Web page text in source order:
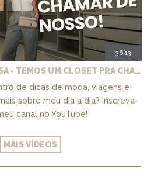
36:13
EP. 6: A SAGA DA CASA - TEMOS UM CLOSET PRA CHAMAR DE NOSSO + MARCENARIA E PAISAGISMO
de dicas de moda, viagens e
sobre meu dia a dia? Inscreva-
canal no YouTube!
MAIS VÍDEOS